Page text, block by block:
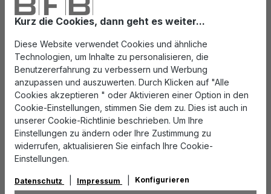
Kurz die Cookies, dann geht es weiter...
Diese Website verwendet Cookies und ähnliche
Technologien, um Inhalte zu personalisieren, die
Benutzererfahrung zu verbessern und Werbung
anzupassen und auszuwerten. Durch Klicken auf "Alle
Cookies akzeptieren " oder Aktivieren einer Option in den
Cookie-Einstellungen, stimmen Sie dem zu. Dies ist auch in
unserer Cookie-Richtlinie beschrieben. Um Ihre
Einstellungen zu ändern oder Ihre Zustimmung zu
widerrufen, aktualisieren Sie einfach Ihre Cookie-
Einstellungen.
Datenschutz Impressum Konfigurieren